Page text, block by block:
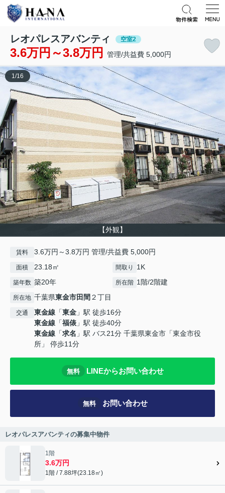
レオパレスアバンティ 空室2
3.6万円～3.8万円 管理/共益費 5,000円
【外観】
1/16
賃料 3.6万円～3.8万円 管理/共益費 5,000円
面積 23.18㎡ 間取り 1K
築年数 築20年 所在階 1階/2階建
所在地 千葉県東金市田間 ２丁目
交通 東金線 「東金 」駅 徒歩16分
東金線 「福俵 」駅 徒歩40分
東金線 「求名 」駅 バス21分 千葉県東金市「東金市役
所」 停歩11分
無料 LINEからお問い合わせ
無料 お問い合わせ
レオパレスアバンティの募集中物件
1階
3.6万円
1階 / 7.88坪(23.18㎡)